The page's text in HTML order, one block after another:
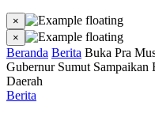
×
×
Beranda Berita Buka Pra
Gubernur Sumut Sampaikan
Daerah
Berita